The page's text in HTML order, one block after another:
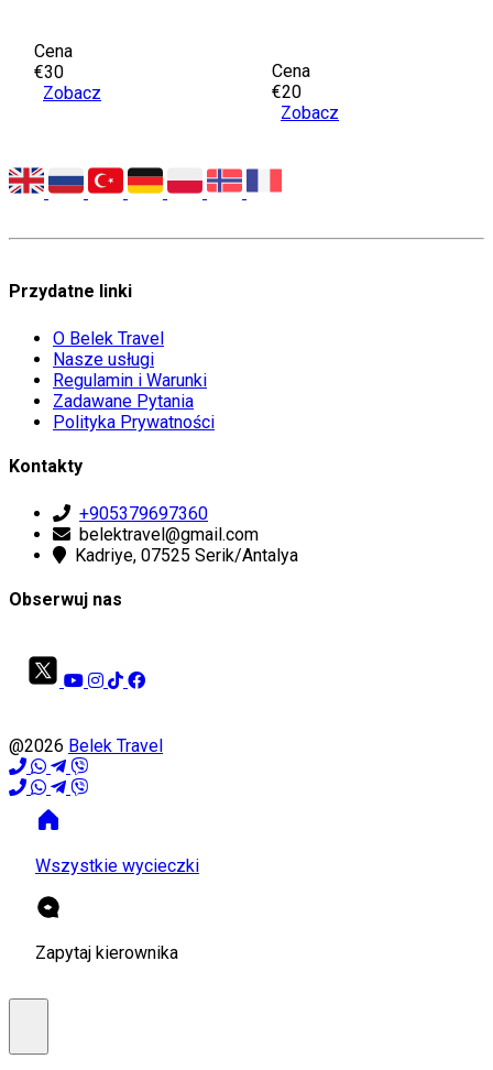
Cena
€30
Zobacz
Cena
€20
Zobacz
Przydatne linki
O Belek Travel
Nasze usługi
Regulamin i Warunki
Zadawane Pytania
Polityka Prywatności
Kontakty
+905379697360
belektravel@gmail.com
Kadriye, 07525 Serik/Antalya
Obserwuj nas
@2026 Belek Travel
Wszystkie wycieczki
Zapytaj kierownika